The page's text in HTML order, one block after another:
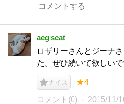
aegiscat
ロザリーさんとジーナ
た。ぜひ続いて欲しいで
ナイス ★4
コメント(0) 2015/11/